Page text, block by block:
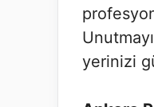
yerinizi